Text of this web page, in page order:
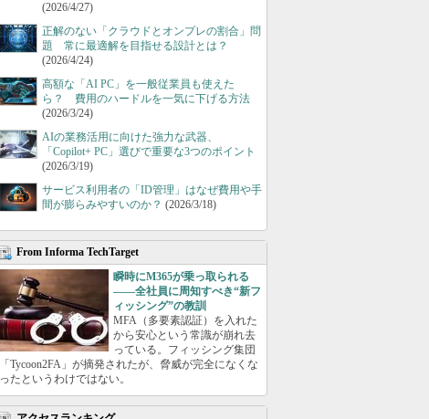
(2026/4/27)
正解のない「クラウドとオンプレの割合」問
題 常に最適解を目指せる設計とは？
(2026/4/24)
高額な「AI PC」を一般従業員も使えた
ら？ 費用のハードルを一気に下げる方法
(2026/3/24)
AIの業務活用に向けた強力な武器、
「Copilot+ PC」選びで重要な3つのポイント
(2026/3/19)
サービス利用者の「ID管理」はなぜ費用や手
間が膨らみやすいのか？ (2026/3/18)
From Informa TechTarget
瞬時にM365が乗っ取られる
――全社員に周知すべき“新フ
ィッシング”の教訓
MFA（多要素認証）を入れた
から安心という常識が崩れ去
っている。フィッシング集団
「Tycoon2FA」が摘発されたが、脅威が完全になくな
ったというわけではない。